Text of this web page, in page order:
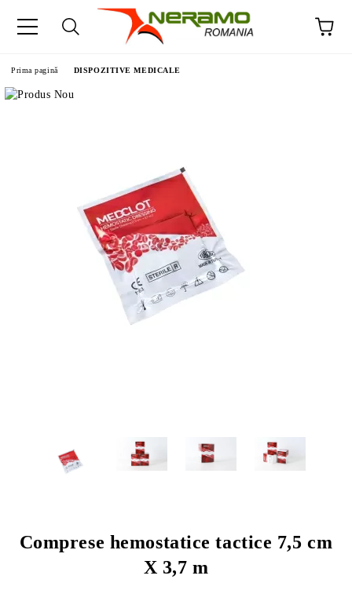
Prima pagină DISPOZITIVE MEDICALE
Comprese hemostatice tactice 7,5 cm
X 3,7 m